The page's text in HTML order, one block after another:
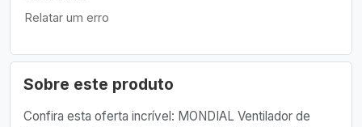
Sobre este produto
Confira esta oferta incrível: MONDIAL Ventilador de